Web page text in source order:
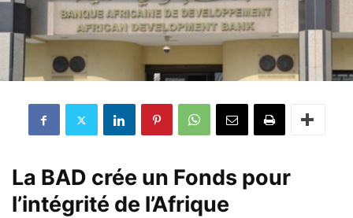
La BAD crée un Fonds pour
l’intégrité de l’Afrique